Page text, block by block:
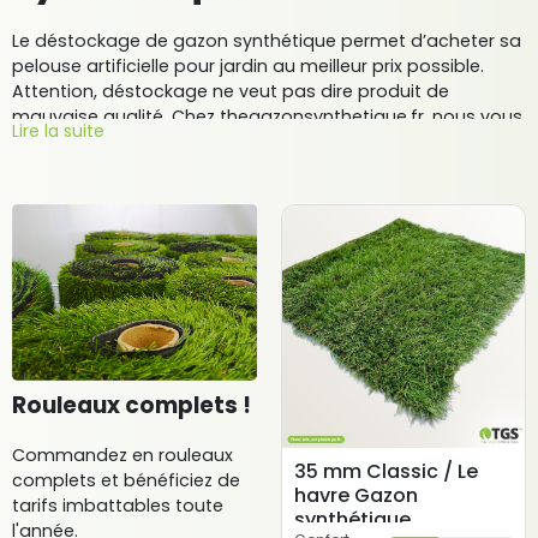
Le déstockage de gazon synthétique permet d’acheter sa
pelouse artificielle pour jardin au meilleur prix possible.
Attention, déstockage ne veut pas dire produit de
mauvaise qualité. Chez thegazonsynthetique.fr, nous vous
garantissons nos produits pendant 10 ans avec le respect
Dans la gamme déstockage de gazon synthétique TGS,
vous retrouverez toutes les hauteurs de brins ; de 15 mm à
55mm. Les associations de matière et de couleurs sont
parfaitement travaillées pour que le rendu final soit
optimal et réaliste ; la pelouse synthétique est agréable à
regarder, douce au toucher, confortable, en parfait
accord avec l’environnement et reprenant exactement les
teintes des pelouses naturelles poussant dans la région.
Tous les produits présentés en déstockage ont subi les
mêmes traitements que les gazons artificiels en rouleau
Lire la suite
Rouleaux complets !
Commandez en rouleaux
complets et bénéficiez de
tarifs imbattables toute
l'année.
35 mm Classic / Le
havre Gazon
synthétique